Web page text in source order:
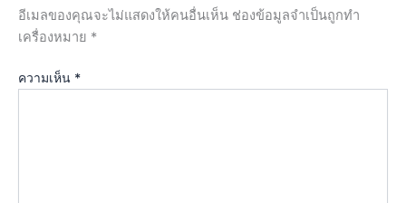
อีเมลของคุณจะไม่แสดงให้คนอื่นเห็น ช่องข้อมูลจำเป็นถูกทำ
เครื่องหมาย *
ความเห็น *